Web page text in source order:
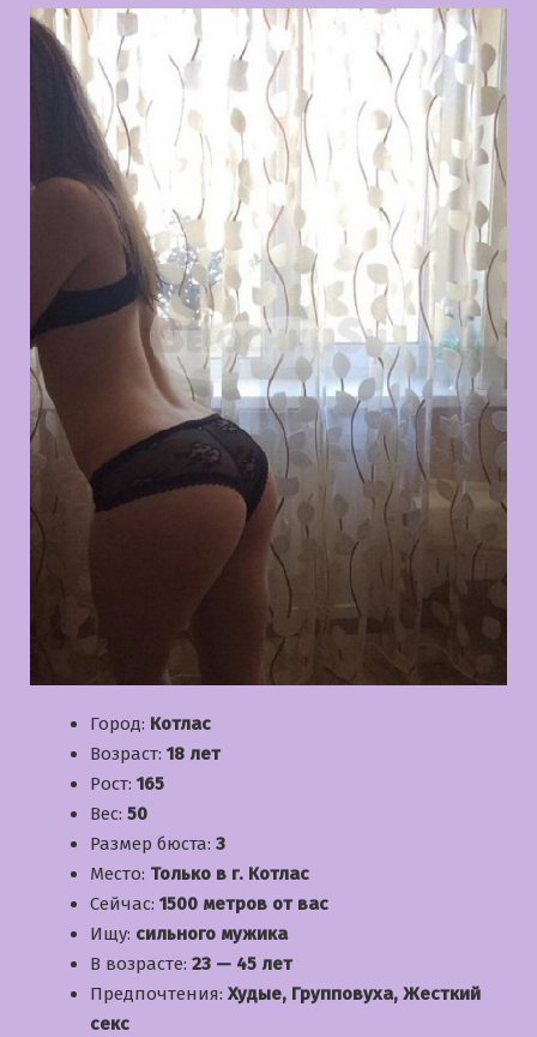
Город: Котлас
Возраст: 18 лет
Рост: 165
Вес: 50
Размер бюста: 3
Место: Только в г. Котлас
Сейчас: 1500 метров от вас
Ищу: сильного мужика
В возрасте: 23 — 45 лет
Предпочтения: Худые, Групповуха, Жесткий
секс